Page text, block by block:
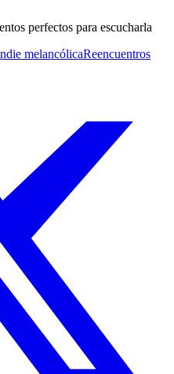
perfectos para escucharla
melancólicaReencuentros